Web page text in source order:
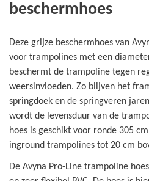
beschermhoes
Deze grijze beschermhoes van
voor trampolines met een
beschermt de trampoline tegen
weersinvloeden. Zo blijven het
springdoek en de springveren
wordt de levensduur van de
hoes is geschikt voor ronde 305
inground trampolines tot 20 cm
De Avyna Pro-Line trampoline
en zeer flexibel PVC. De hoes is